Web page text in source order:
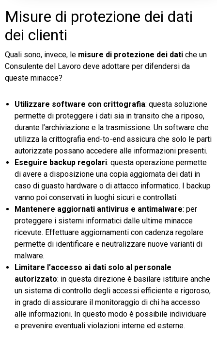
Misure di protezione dei dati
dei clienti
Quali sono, invece, le misure di protezione dei dati che un
Consulente del Lavoro deve adottare per difendersi da
queste minacce?
Utilizzare software con crittografia: questa soluzione
permette di proteggere i dati sia in transito che a riposo,
durante l’archiviazione e la trasmissione. Un software che
utilizza la crittografia end-to-end assicura che solo le parti
autorizzate possano accedere alle informazioni presenti.
Eseguire backup regolari: questa operazione permette
di avere a disposizione una copia aggiornata dei dati in
caso di guasto hardware o di attacco informatico. I backup
vanno poi conservati in luoghi sicuri e controllati.
Mantenere aggiornati antivirus e antimalware: per
proteggere i sistemi informatici dalle ultime minacce
ricevute. Effettuare aggiornamenti con cadenza regolare
permette di identificare e neutralizzare nuove varianti di
malware.
Limitare l’accesso ai dati solo al personale
autorizzato: in questa direzione è basilare istituire anche
un sistema di controllo degli accessi efficiente e rigoroso,
in grado di assicurare il monitoraggio di chi ha accesso
alle informazioni. In questo modo è possibile individuare
e prevenire eventuali violazioni interne ed esterne.